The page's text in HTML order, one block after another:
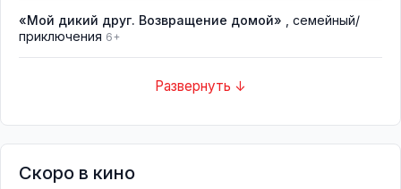
«Мой дикий друг. Возвращение домой»
, семейный/
приключения 6+
Развернуть ↓
Скоро в кино